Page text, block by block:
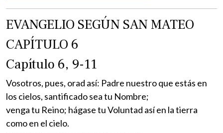
EVANGELIO SEGÚN SAN MATEO
CAPÍTULO 6
Capítulo 6, 9-11
Vosotros, pues, orad así: Padre nuestro que estás en
los cielos, santificado sea tu Nombre;
venga tu Reino; hágase tu Voluntad así en la tierra
como en el cielo.